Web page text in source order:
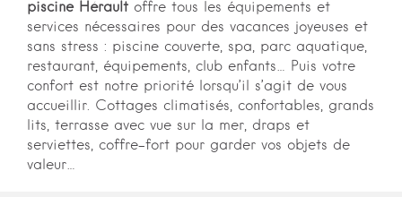
piscine Hérault offre tous les équipements et
services nécessaires pour des vacances joyeuses et
sans stress : piscine couverte, spa, parc aquatique,
restaurant, équipements, club enfants… Puis votre
confort est notre priorité lorsqu’il s’agit de vous
accueillir. Cottages climatisés, confortables, grands
lits, terrasse avec vue sur la mer, draps et
serviettes, coffre-fort pour garder vos objets de
valeur…